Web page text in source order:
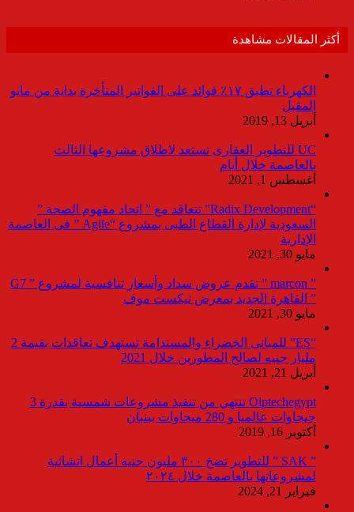
أكثر المقالات مشاهدة
الكهرباء تطبق ١٧٪ فوائد على الفواتير المتأخرة بداية من مايو
المقبل
أبريل 13, 2019
UC للتطوير العقارى تستعد لاطلاق مشروعها الثالث
بالعاصمة خلال أيام
أغسطس 1, 2021
“Radix Development” تتعاقد مع ” اتحاد مفهوم الصحة ”
السعودية لإدارة القطاع الطبى بمشروع “Agile ” فى العاصمة
الإدارية
مايو 30, 2021
” marcon ” تقدم عروض سداد وأسعار تنافسية لمشروع ” G7
” القاهرة الجديد بمعرض نيكست موف
مايو 30, 2021
“ES” للمبانى الخضراء والمستدامة تستهدف تعاقدات بقيمة 2
مليار جنيه لصالح المطورين خلال 2021
أبريل 21, 2021
Olptechegypt تنتهي من تنفيذ مشروعات شمسية بقدرة 3
جيجاوات عالميا و 280 ميجاوات ببنبان
أكتوبر 16, 2019
” SAK ” للتطوير تضخ ٣٠٠ مليون جنيه أعمال انشائية
لمشروعاتها بالعاصمة خلال ٢٠٢٤
فبراير 21, 2024